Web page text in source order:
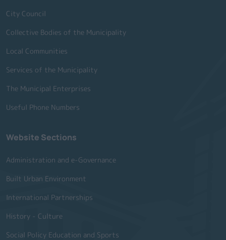
City Council
Collective Bodies of the Municipality
Local Communities
Services of the Municipality
The Municipal Enterprises
Useful Phone Numbers
Website Sections
Administration and e-Governance
Built Urban Environment
International Partnerships
History - Culture
Social Policy Education and Sports